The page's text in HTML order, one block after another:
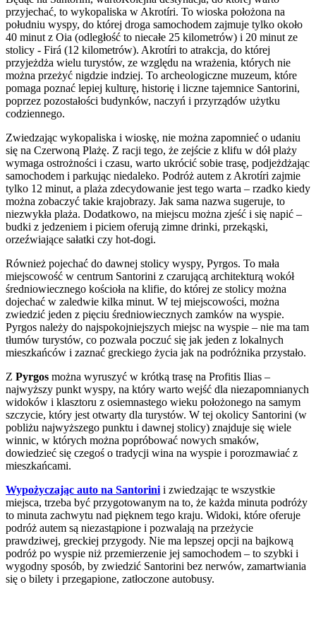
przyjechać, to wykopaliska w Akrotíri. To wioska położona na
południu wyspy, do której droga samochodem zajmuje tylko około
40 minut z Oia (odległość to niecałe 25 kilometrów) i 20 minut ze
stolicy - Firá (12 kilometrów). Akrotíri to atrakcja, do której
przyjeżdża wielu turystów, ze względu na wrażenia, których nie
można przeżyć nigdzie indziej. To archeologiczne muzeum, które
pomaga poznać lepiej kulturę, historię i liczne tajemnice Santorini,
poprzez pozostałości budynków, naczyń i przyrządów użytku
codziennego.
Zwiedzając wykopaliska i wioskę, nie można zapomnieć o udaniu
się na Czerwoną Plażę. Z racji tego, że zejście z klifu w dół plaży
wymaga ostrożności i czasu, warto ukrócić sobie trasę, podjeżdżając
samochodem i parkując niedaleko. Podróż autem z Akrotíri zajmie
tylko 12 minut, a plaża zdecydowanie jest tego warta – rzadko kiedy
można zobaczyć takie krajobrazy. Jak sama nazwa sugeruje, to
niezwykła plaża. Dodatkowo, na miejscu można zjeść i się napić –
budki z jedzeniem i piciem oferują zimne drinki, przekąski,
orzeźwiające sałatki czy hot-dogi.
Również pojechać do dawnej stolicy wyspy, Pyrgos. To mała
miejscowość w centrum Santorini z czarującą architekturą wokół
średniowiecznego kościoła na klifie, do której ze stolicy można
dojechać w zaledwie kilka minut. W tej miejscowości, można
zwiedzić jeden z pięciu średniowiecznych zamków na wyspie.
Pyrgos należy do najspokojniejszych miejsc na wyspie – nie ma tam
tłumów turystów, co pozwala poczuć się jak jeden z lokalnych
mieszkańców i zaznać greckiego życia jak na podróżnika przystało.
Z Pyrgos można wyruszyć w krótką trasę na Profitis Ilias –
najwyższy punkt wyspy, na który warto wejść dla niezapomnianych
widoków i klasztoru z osiemnastego wieku położonego na samym
szczycie, który jest otwarty dla turystów. W tej okolicy Santorini (w
pobliżu najwyższego punktu i dawnej stolicy) znajduje się wiele
winnic, w których można popróbować nowych smaków,
dowiedzieć się czegoś o tradycji wina na wyspie i porozmawiać z
mieszkańcami.
Wypożyczając auto na Santorini i zwiedzając te wszystkie
miejsca, trzeba być przygotowanym na to, że każda minuta podróży
to minuta zachwytu nad pięknem tego kraju. Widoki, które oferuje
podróż autem są niezastąpione i pozwalają na przeżycie
prawdziwej, greckiej przygody. Nie ma lepszej opcji na bajkową
podróż po wyspie niż przemierzenie jej samochodem – to szybki i
wygodny sposób, by zwiedzić Santorini bez nerwów, zamartwiania
się o bilety i przegapione, zatłoczone autobusy.